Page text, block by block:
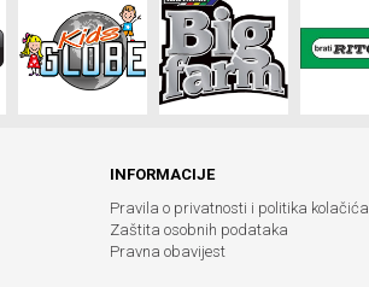
INFORMACIJE
Pravila o privatnosti i politika kolačića
Zaštita osobnih podataka
Pravna obavijest